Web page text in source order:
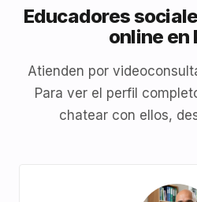
Educadores
online en
Atienden por
Para ver el perfil
chatear con ellos,